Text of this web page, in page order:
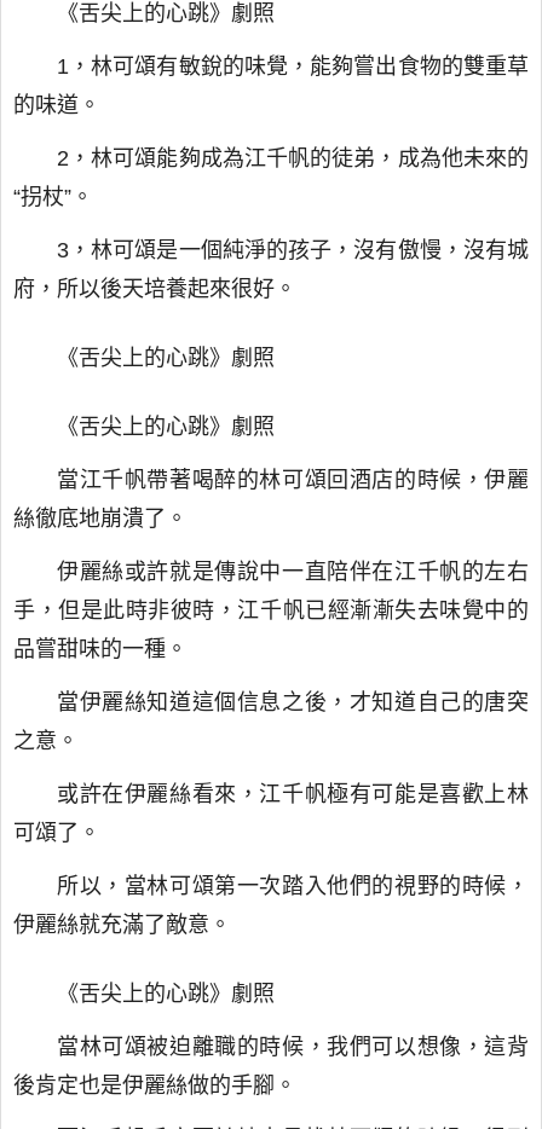
《舌尖上的心跳》劇照
1，林可頌有敏銳的味覺，能夠嘗出食物的雙重草
的味道。
2，林可頌能夠成為江千帆的徒弟，成為他未來的
“拐杖”。
3，林可頌是一個純淨的孩子，沒有傲慢，沒有城
府，所以後天培養起來很好。
《舌尖上的心跳》劇照
《舌尖上的心跳》劇照
當江千帆帶著喝醉的林可頌回酒店的時候，伊麗
絲徹底地崩潰了。
伊麗絲或許就是傳說中一直陪伴在江千帆的左右
手，但是此時非彼時，江千帆已經漸漸失去味覺中的
品嘗甜味的一種。
當伊麗絲知道這個信息之後，才知道自己的唐突
之意。
或許在伊麗絲看來，江千帆極有可能是喜歡上林
可頌了。
所以，當林可頌第一次踏入他們的視野的時候，
伊麗絲就充滿了敵意。
《舌尖上的心跳》劇照
當林可頌被迫離職的時候，我們可以想像，這背
後肯定也是伊麗絲做的手腳。